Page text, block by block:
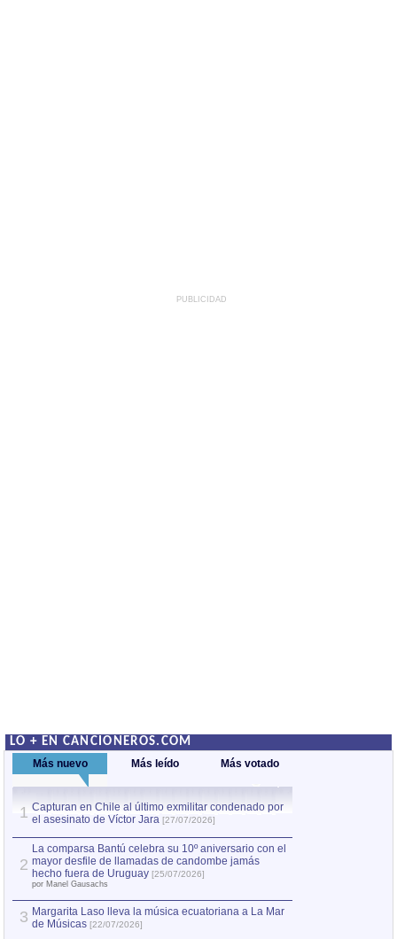
PUBLICIDAD
LO + EN CANCIONEROS.COM
Más nuevo Más leído Más votado
1 Capturan en Chile al último exmilitar condenado por
el asesinato de Víctor Jara [27/07/2026]
2
La comparsa Bantú celebra su 10º aniversario con el
mayor desfile de llamadas de candombe jamás
hecho fuera de Uruguay [25/07/2026]
por Manel Gausachs
3 Margarita Laso lleva la música ecuatoriana a La Mar
de Músicas [22/07/2026]